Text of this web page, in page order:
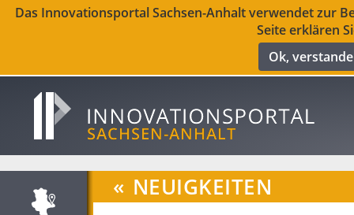
Das Innovationsportal Sachsen-Anhalt verwendet zur
Seite erklären
Ok,
« NEUIGKEITEN